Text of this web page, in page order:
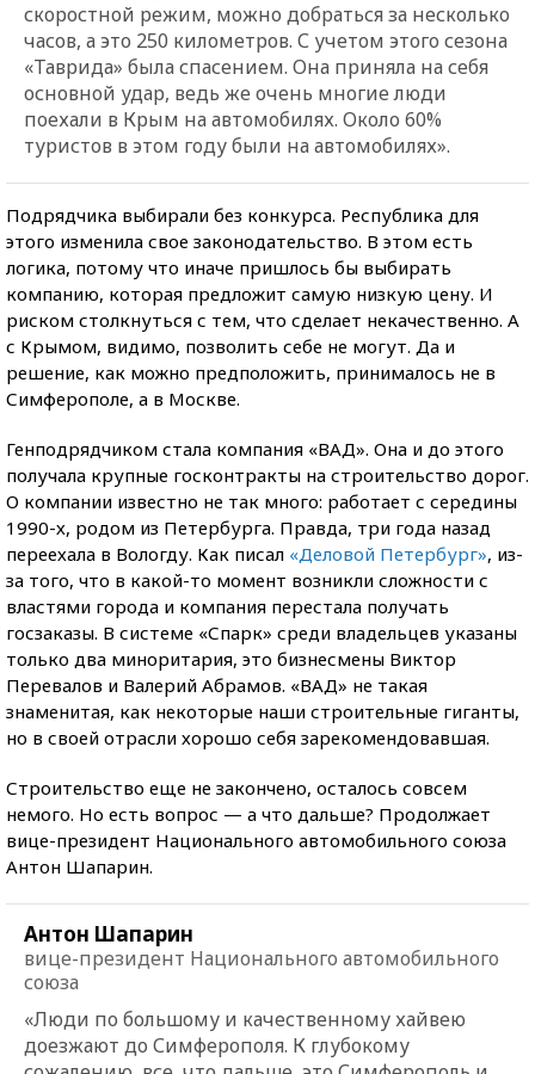
скоростной режим, можно добраться за несколько
часов, а это 250 километров. С учетом этого сезона
«Таврида» была спасением. Она приняла на себя
основной удар, ведь же очень многие люди
поехали в Крым на автомобилях. Около 60%
туристов в этом году были на автомобилях».
Подрядчика выбирали без конкурса. Республика для
этого изменила свое законодательство. В этом есть
логика, потому что иначе пришлось бы выбирать
компанию, которая предложит самую низкую цену. И
риском столкнуться с тем, что сделает некачественно. А
с Крымом, видимо, позволить себе не могут. Да и
решение, как можно предположить, принималось не в
Симферополе, а в Москве.
Генподрядчиком стала компания «ВАД». Она и до этого
получала крупные госконтракты на строительство дорог.
О компании известно не так много: работает с середины
1990-х, родом из Петербурга. Правда, три года назад
переехала в Вологду. Как писал «Деловой Петербург», из-
за того, что в какой-то момент возникли сложности с
властями города и компания перестала получать
госзаказы. В системе «Спарк» среди владельцев указаны
только два миноритария, это бизнесмены Виктор
Перевалов и Валерий Абрамов. «ВАД» не такая
знаменитая, как некоторые наши строительные гиганты,
но в своей отрасли хорошо себя зарекомендовавшая.
Строительство еще не закончено, осталось совсем
немого. Но есть вопрос — а что дальше? Продолжает
вице-президент Национального автомобильного союза
Антон Шапарин.
Антон Шапарин
вице-президент Национального автомобильного
союза
«Люди по большому и качественному хайвею
доезжают до Симферополя. К глубокому